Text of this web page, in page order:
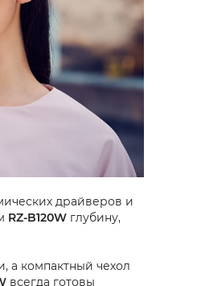
драйверов и
RZ-B120W глубину,
а компактный чехол
всегда готовы